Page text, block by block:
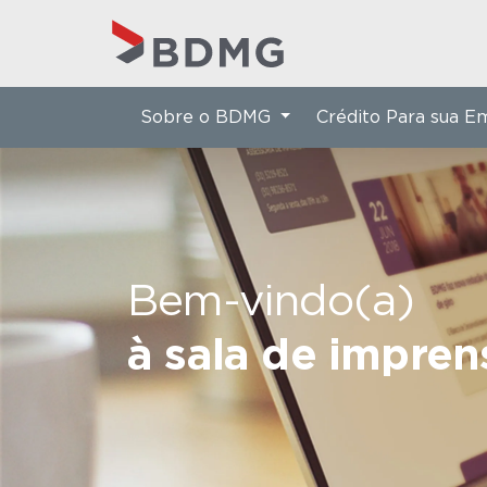
Bem-vindo(a)
à sala de
Sobre o BDMG Crédito Para sua